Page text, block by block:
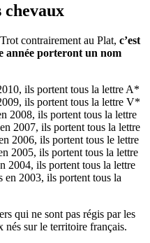
chevaux
contrairement au Plat, c’est
année porteront un nom
ils portent tous la lettre A*
ils portent tous la lettre V*
2008, ils portent tous la lettre
2007, ils portent tous la lettre
2006, ils portent tous le lettre
2005, ils portent tous la lettre
2004, ils portent tous la lettre
en 2003, ils portent tous la
qui ne sont pas régis par les
nés sur le territoire français.